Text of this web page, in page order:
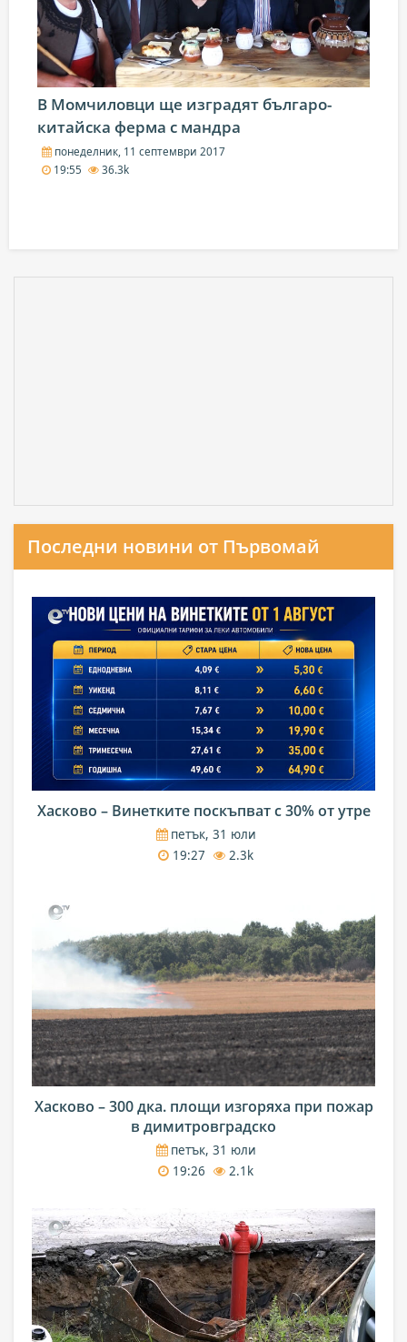
В Момчиловци ще изградят българо-
китайска ферма с мандра
понеделник, 11 септември 2017
19:55
36.3k
Последни новини от Първомай
Хасково – Винетките поскъпват с 30% от утре
петък, 31 юли
19:27
2.3k
Хасково – 300 дка. площи изгоряха при пожар
в димитровградско
петък, 31 юли
19:26
2.1k